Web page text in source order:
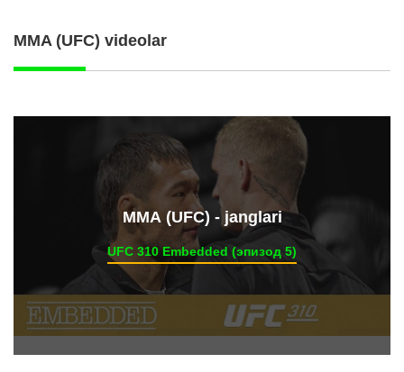
MMA (UFC) videolar
ММА (UFC) - janglari
UFC 310 Embedded (эпизод 5)